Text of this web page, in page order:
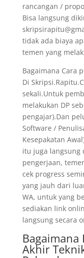
rancangan /
Bisa langsung
tidak ada biaya
temen yang
Bagaimana Cara
Di
sekali.Untuk
melakukan DP
pengajar).Dan
Software /
Kesepakatan
itu juga langsung
pengerjaan,
cek progress
yang jauh dari
WA, untuk yang
sediakan link
langsung secara
Bagaimana
Akhir